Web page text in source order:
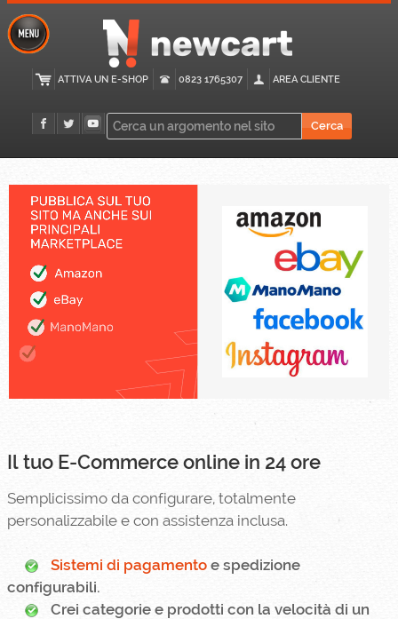
ATTIVA UN E-SHOP 0823 1765307 AREA CLIENTE
Il tuo E-Commerce online in 24 ore
Semplicissimo da configurare, totalmente
personalizzabile e con assistenza inclusa.
Sistemi di pagamento e spedizione
configurabili.
Crei categorie e prodotti con la velocità di un